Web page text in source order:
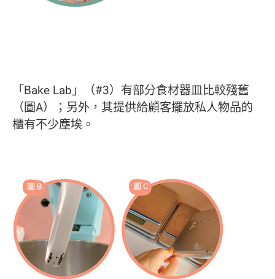
「Bake Lab」（#3）有部分食材器皿比較殘舊
（圖A）；另外，其提供給顧客擺放私人物品的
櫃有不少塵埃。